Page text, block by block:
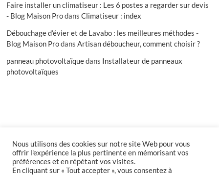
Faire installer un climatiseur : Les 6 postes a regarder sur devis
- Blog Maison ProdansClimatiseur : index
Débouchage d’évier et de Lavabo : les meilleures méthodes -
Blog Maison ProdansArtisan déboucheur, comment choisir ?
panneau photovoltaïquedans Installateur de panneaux
photovoltaïques
facebook
Nous utilisons des cookies sur notre site Web pour vous
offrir l'expérience la plus pertinente en mémorisant vos
préférences et en répétant vos visites.
En cliquant sur « Tout accepter », vous consentez à